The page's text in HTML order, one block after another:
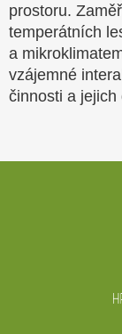
prostoru.
temperátních
a
vzájemné
činnosti a